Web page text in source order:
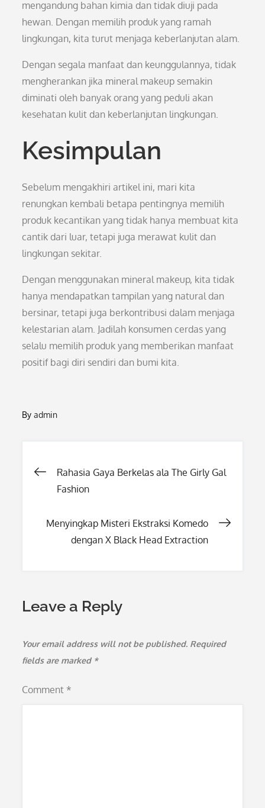
mengandung bahan kimia dan tidak diuji pada
hewan. Dengan memilih produk yang ramah
lingkungan, kita turut menjaga keberlanjutan alam.
Dengan segala manfaat dan keunggulannya, tidak
mengherankan jika mineral makeup semakin
diminati oleh banyak orang yang peduli akan
kesehatan kulit dan keberlanjutan lingkungan.
Kesimpulan
Sebelum mengakhiri artikel ini, mari kita
renungkan kembali betapa pentingnya memilih
produk kecantikan yang tidak hanya membuat kita
cantik dari luar, tetapi juga merawat kulit dan
lingkungan sekitar.
Dengan menggunakan mineral makeup, kita tidak
hanya mendapatkan tampilan yang natural dan
bersinar, tetapi juga berkontribusi dalam menjaga
kelestarian alam. Jadilah konsumen cerdas yang
selalu memilih produk yang memberikan manfaat
positif bagi diri sendiri dan bumi kita.
Byadmin
Post
Rahasia Gaya Berkelas ala The Girly Gal
Fashion
Menyingkap Misteri Ekstraksi Komedo
dengan X Black Head Extraction
Leave a Reply
Your email address will not be published. Required
fields are marked *
Comment *